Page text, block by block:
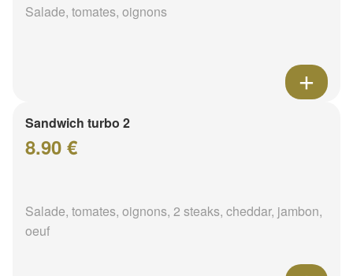
Salade, tomates, oignons
Sandwich turbo 2
8.90 €
Salade, tomates, oignons, 2 steaks, cheddar, jambon,
oeuf